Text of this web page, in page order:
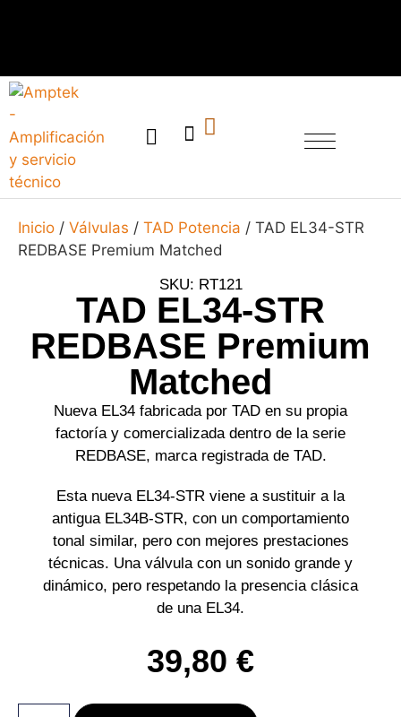
Inicio / Válvulas / TAD Potencia / TAD EL34-STR
REDBASE Premium Matched
SKU: RT121
TAD EL34-STR
REDBASE Premium
Matched
Nueva EL34 fabricada por TAD en su propia
factoría y comercializada dentro de la serie
REDBASE, marca registrada de TAD.
Esta nueva EL34-STR viene a sustituir a la
antigua EL34B-STR, con un comportamiento
tonal similar, pero con mejores prestaciones
técnicas. Una válvula con un sonido grande y
dinámico, pero respetando la presencia clásica
de una EL34.
39,80 €